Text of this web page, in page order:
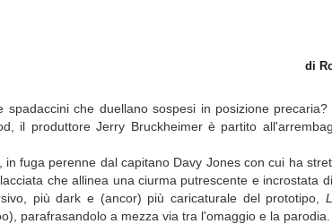
di
che duellano sospesi in posizione
il produttore Jerry Bruckheimer è partito
fuga perenne dal capitano Davy Jones con cui ha
che allinea una ciurma putrescente e incrostata
più dark e (ancor) più caricaturale del prototipo,
parafrasandolo a mezza via tra l'omaggio e la parodia.